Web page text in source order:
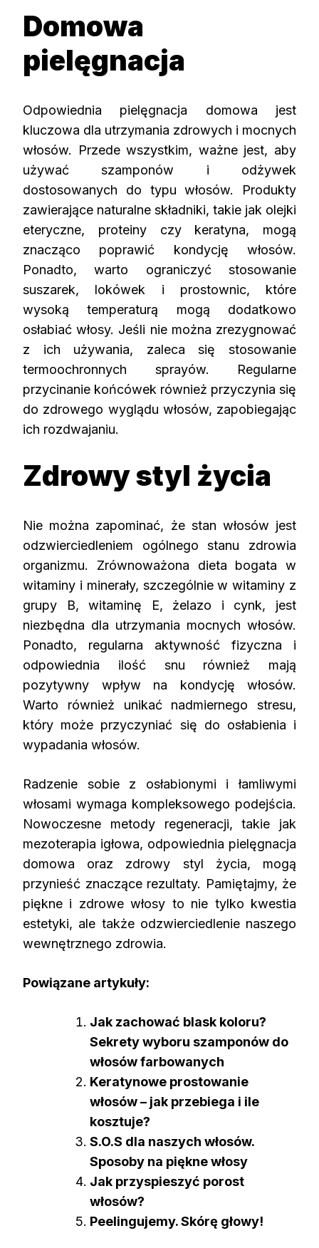
Domowa
pielęgnacja
Odpowiednia pielęgnacja domowa jest
kluczowa dla utrzymania zdrowych i mocnych
włosów. Przede wszystkim, ważne jest, aby
używać szamponów i odżywek
dostosowanych do typu włosów. Produkty
zawierające naturalne składniki, takie jak olejki
eteryczne, proteiny czy keratyna, mogą
znacząco poprawić kondycję włosów.
Ponadto, warto ograniczyć stosowanie
suszarek, lokówek i prostownic, które
wysoką temperaturą mogą dodatkowo
osłabiać włosy. Jeśli nie można zrezygnować
z ich używania, zaleca się stosowanie
termoochronnych sprayów. Regularne
przycinanie końcówek również przyczynia się
do zdrowego wyglądu włosów, zapobiegając
ich rozdwajaniu.
Zdrowy styl życia
Nie można zapominać, że stan włosów jest
odzwierciedleniem ogólnego stanu zdrowia
organizmu. Zrównoważona dieta bogata w
witaminy i minerały, szczególnie w witaminy z
grupy B, witaminę E, żelazo i cynk, jest
niezbędna dla utrzymania mocnych włosów.
Ponadto, regularna aktywność fizyczna i
odpowiednia ilość snu również mają
pozytywny wpływ na kondycję włosów.
Warto również unikać nadmiernego stresu,
który może przyczyniać się do osłabienia i
wypadania włosów.
Radzenie sobie z osłabionymi i łamliwymi
włosami wymaga kompleksowego podejścia.
Nowoczesne metody regeneracji, takie jak
mezoterapia igłowa, odpowiednia pielęgnacja
domowa oraz zdrowy styl życia, mogą
przynieść znaczące rezultaty. Pamiętajmy, że
piękne i zdrowe włosy to nie tylko kwestia
estetyki, ale także odzwierciedlenie naszego
wewnętrznego zdrowia.
Powiązane artykuły:
Jak zachować blask koloru?
Sekrety wyboru szamponów do
włosów farbowanych
Keratynowe prostowanie
włosów – jak przebiega i ile
kosztuje?
S.O.S dla naszych włosów.
Sposoby na piękne włosy
Jak przyspieszyć porost
włosów?
Peelingujemy. Skórę głowy!